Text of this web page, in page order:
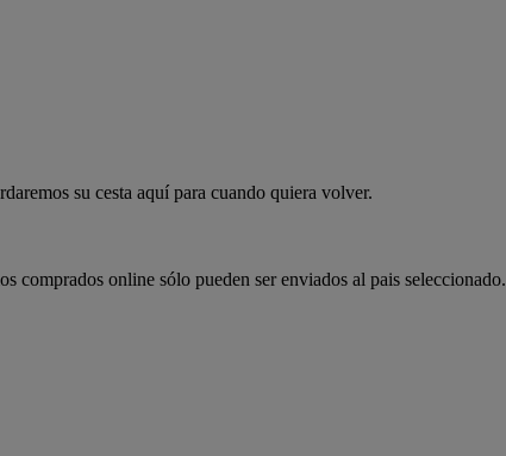
su cesta aquí para cuando quiera volver.
comprados online sólo pueden ser enviados al pais seleccionado.